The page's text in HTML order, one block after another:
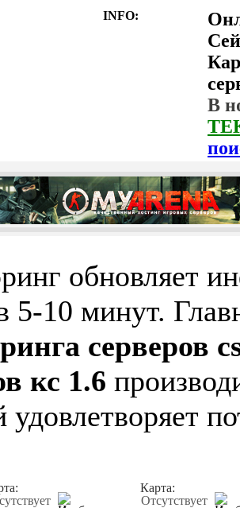
INFO:
В
обновляет
5-10 минут.
серверов
кс 1.6
удовлетворяет
Карта:
Отсутствует